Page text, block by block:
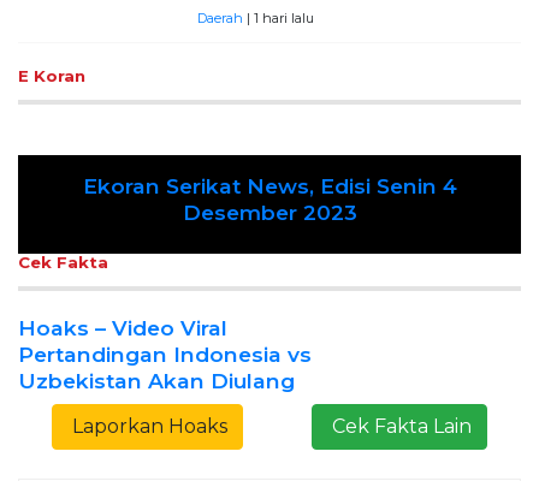
Daerah | 1 hari lalu
E Koran
Ekoran Serikat News, Edisi Senin 4
Desember 2023
Cek Fakta
Hoaks – Video Viral
Pertandingan Indonesia vs
Uzbekistan Akan Diulang
Laporkan Hoaks Cek Fakta Lain